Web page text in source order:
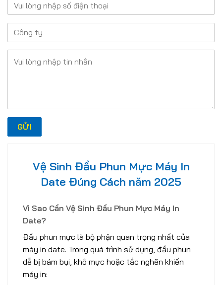
Vệ Sinh Đầu Phun Mực Máy In
Date Đúng Cách năm 2025
Vì Sao Cần Vệ Sinh Đầu Phun Mực Máy In
Date?
Đầu phun mực là bộ phận quan trọng nhất của
máy in date. Trong quá trình sử dụng, đầu phun
dễ bị bám bụi, khô mực hoặc tắc nghẽn khiến
máy in: